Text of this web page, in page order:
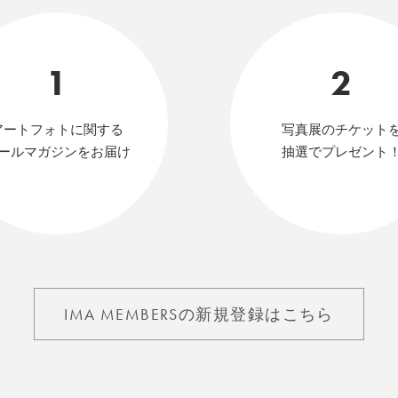
1
ートフォトに関する
ルマガジンをお届け
2
写真展のチケット
抽選でプレゼント
IMA MEMBERSの新規登録はこちら